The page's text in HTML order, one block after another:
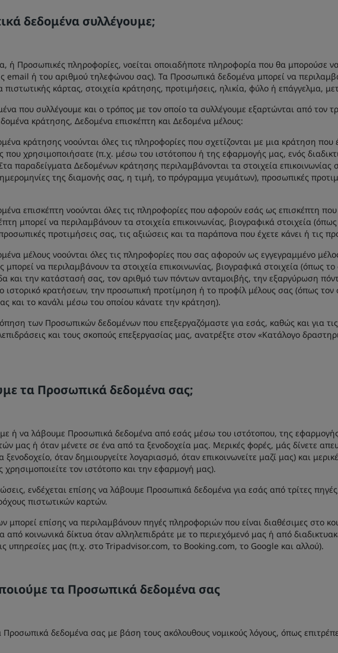
δεδομένα συλλέγουμε;
ή Προσωπικές πληροφορίες, νοείται οποιαδήποτε πληροφορία που θα μπορούσε
email ή του αριθμού τηλεφώνου σας). Τα Προσωπικά δεδομένα μπορεί να
πιστωτικής κάρτας, στοιχεία κράτησης, προτιμήσεις, ηλικία, φύλο ή επάγγελμα,
που συλλέγουμε και ο τρόπος με τον οποίο τα συλλέγουμε εξαρτώνται από τον
κράτησης, Δεδομένα επισκέπτη και Δεδομένα μέλους:
κράτησης νοούνται όλες τις πληροφορίες που σχετίζονται με μια κράτηση
που χρησιμοποιήσατε (π.χ. μέσω του ιστότοπου ή της εφαρμογής μας, ενός
παραδείγματα Δεδομένων κράτησης περιλαμβάνονται τα στοιχεία
ημερομηνίες της διαμονής σας, η τιμή, το πρόγραμμα γευμάτων), προσωπικές
επισκέπτη νοούνται όλες τις πληροφορίες που αφορούν εσάς ως επισκέπτη
μπορεί να περιλαμβάνουν τα στοιχεία επικοινωνίας, βιογραφικά στοιχεία
προτιμήσεις σας, τις αξιώσεις και τα παράπονα που έχετε κάνει ή τις
μέλους νοούνται όλες τις πληροφορίες που σας αφορούν ως εγγεγραμμένο
μπορεί να περιλαμβάνουν τα στοιχεία επικοινωνίας, βιογραφικά στοιχεία (όπως
και την κατάστασή σας, τον αριθμό των πόντων ανταμοιβής, την εξαργύρωση
ιστορικό κρατήσεων, την προσωπική προτίμηση ή το προφίλ μέλους σας (όπως
και το κανάλι μέσω του οποίου κάνατε την κράτηση).
των Προσωπικών δεδομένων που επεξεργαζόμαστε για εσάς, καθώς και για
και τους σκοπούς επεξεργασίας μας, ανατρέξτε στον «Κατάλογο
τα Προσωπικά δεδομένα σας;
ή να λάβουμε Προσωπικά δεδομένα από εσάς μέσω του ιστότοπου, της
μας ή όταν μένετε σε ένα από τα ξενοδοχεία μας. Μερικές φορές, μάς δίνετε
όταν δημιουργείτε λογαριασμό, όταν επικοινωνείτε μαζί μας) και
τον ιστότοπο και την εφαρμογή μας).
ενδέχεται επίσης να λάβουμε Προσωπικά δεδομένα για εσάς από τρίτες
πιστωτικών καρτών.
μπορεί επίσης να περιλαμβάνουν πηγές πληροφοριών που είναι διαθέσιμες στο
κοινωνικά δίκτυα όταν αλληλεπιδράτε με το περιεχόμενό μας ή από
υπηρεσίες μας (π.χ. στο Tripadvisor.com, το Booking.com, το Google και αλλού).
τα Προσωπικά δεδομένα σας
Προσωπικά δεδομένα σας με βάση τους ακόλουθους νομικούς λόγους, όπως